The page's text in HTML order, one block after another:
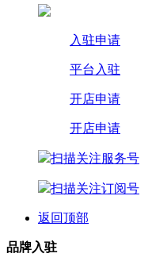
入驻申请
平台入驻
开店申请
开店申请
扫描关注服务号
扫描关注订阅号
返回顶部
品牌入驻